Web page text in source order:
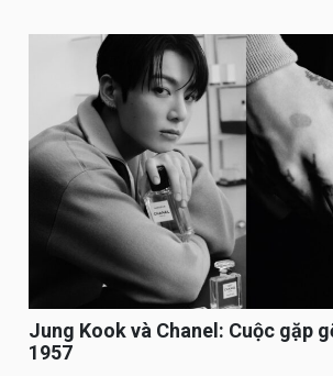
Jung Kook và Chanel: Cuộc gặp
1957